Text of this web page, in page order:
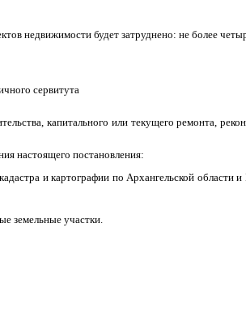
недвижимости будет затруднено: не более
сервитута
капитального или текущего ремонта,
настоящего постановления:
и картографии по Архангельской области
земельные участки.